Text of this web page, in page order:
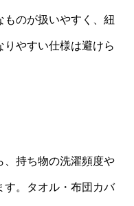
ものが扱いやすく、紐
やすい仕様は避けら
、持ち物の洗濯頻度や
す。タオル・布団カバ